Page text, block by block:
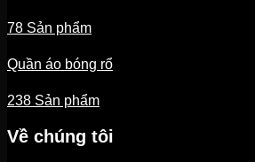
78 Sản phẩm
Quần áo bóng rổ
238 Sản phẩm
Về chúng tôi